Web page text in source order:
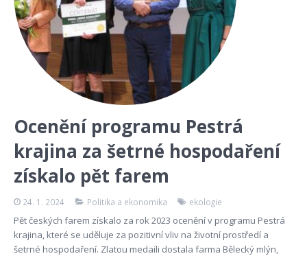
Ocenění programu Pestrá
krajina za šetrné hospodaření
získalo pět farem
24. 1. 2024 Politika a ekonomika ekologie
Pět českých farem získalo za rok 2023 ocenění v programu Pestrá
krajina, které se uděluje za pozitivní vliv na životní prostředí a
šetrné hospodaření. Zlatou medaili dostala farma Bělecký mlýn,